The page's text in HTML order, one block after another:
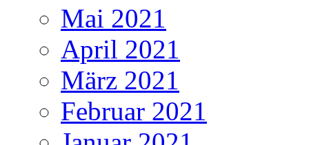
Mai 2021
April 2021
März 2021
Februar 2021